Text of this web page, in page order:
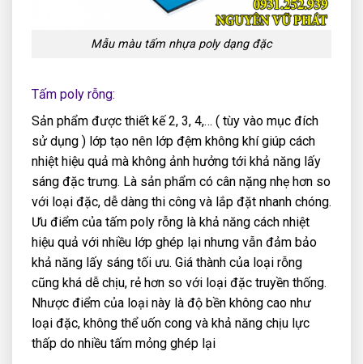
Mẫu màu tấm nhựa poly dạng đặc
Tấm poly rỗng:
Sản phẩm được thiết kế 2, 3, 4,… ( tùy vào mục đích
sử dụng ) lớp tạo nên lớp đệm không khí giúp cách
nhiệt hiệu quả mà không ảnh hưởng tới khả năng lấy
sáng đặc trưng. Là sản phẩm có cân nặng nhẹ hơn so
với loại đặc, dễ dàng thi công và lắp đặt nhanh chóng.
Ưu điểm của tấm poly rỗng là khả năng cách nhiệt
hiệu quả với nhiều lớp ghép lại nhưng vẫn đảm bảo
khả năng lấy sáng tối ưu. Giá thành của loại rỗng
cũng khá dễ chịu, rẻ hơn so với loại đặc truyền thống.
Nhược điểm của loại này là độ bền không cao như
loại đặc, không thể uốn cong và khả năng chịu lực
thấp do nhiều tấm mỏng ghép lại